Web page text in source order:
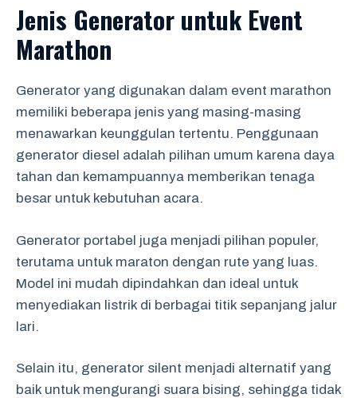
Jenis Generator untuk Event
Marathon
Generator yang digunakan dalam event marathon
memiliki beberapa jenis yang masing-masing
menawarkan keunggulan tertentu. Penggunaan
generator diesel adalah pilihan umum karena daya
tahan dan kemampuannya memberikan tenaga
besar untuk kebutuhan acara.
Generator portabel juga menjadi pilihan populer,
terutama untuk maraton dengan rute yang luas.
Model ini mudah dipindahkan dan ideal untuk
menyediakan listrik di berbagai titik sepanjang jalur
lari.
Selain itu, generator silent menjadi alternatif yang
baik untuk mengurangi suara bising, sehingga tidak